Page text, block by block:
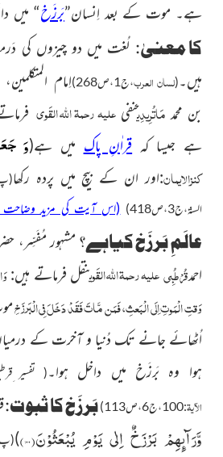
ہے۔ موت کے بعد اِنسان”بَرزَخ“ میں
کا معنیٰ: لُغت میں دو چیزوں کی
ہیں۔(لسان العرب،ج1،ص268)
اِمام
بن محمد مَاتُرِیدِیحنفی علیہ رحمۃ اللہ القَوی
ہے جیسا کہ قراٰنِ پاک میں ہے(وَ
کنزالایمان:اور ان کے بیچ میں پردہ رکھا
السنۃ،ج3،ص418)
(اس آیت کی مزید
عالَمِ بَرزَخ کیاہے؟ مشہور مُفَسِّر،
احمدقُرْطُبِیعلیہ رحمۃ اللہ القَوینقل فرماتے ہیں:
وَقتِ الْمَوتِ اِلَی الْبَعثِ، فَمَن مَّاتَ فَقَدْ دَخَلَ فِي الْبَرزَخِ
اُٹھائے جانے تک دُنیا و آخرت کے
ہوا وہ بَرزَخ میں داخل ہوا۔( تفسیر
الآیۃ:100،ج6،ص113) بَرزَخ کا ثبوت:
وَّرَآىٕهِمْ بَرْزَخٌ اِلٰى یَوْمِ یُبْعَثُوْنَ(۱۰۰) )